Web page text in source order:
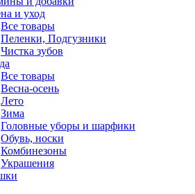
и уход
Все товары
Пеленки, Подгузники
Чистка зубов
Все товары
Весна-осень
Лето
Зима
Головные уборы и шарфики
Обувь, носки
Комбинезоны
Украшения